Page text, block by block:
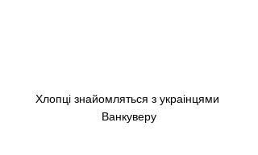
Хлопці знайомляться з украінцями
Ванкуверу